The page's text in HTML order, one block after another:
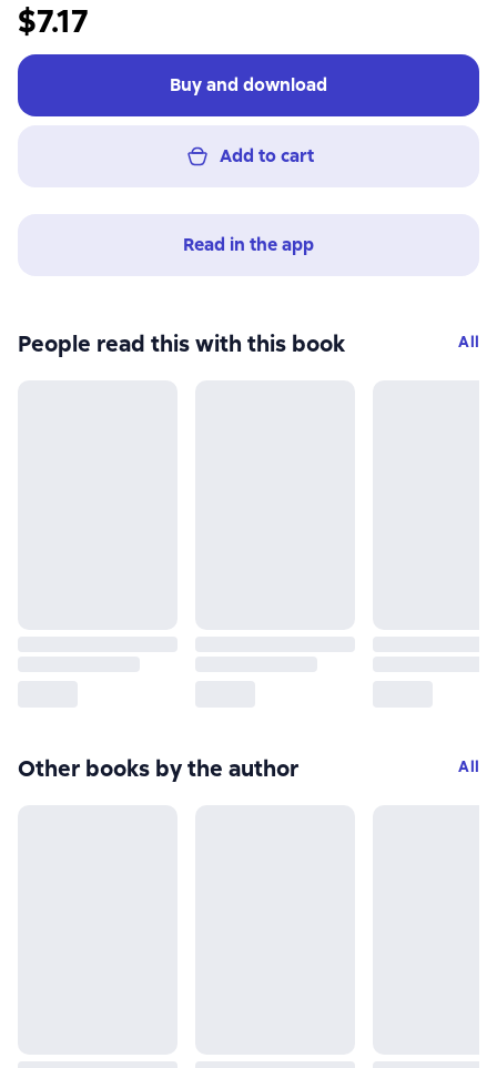
$7.17
Buy and download
Add to cart
Read in the app
People read this with this book All
Other books by the author All